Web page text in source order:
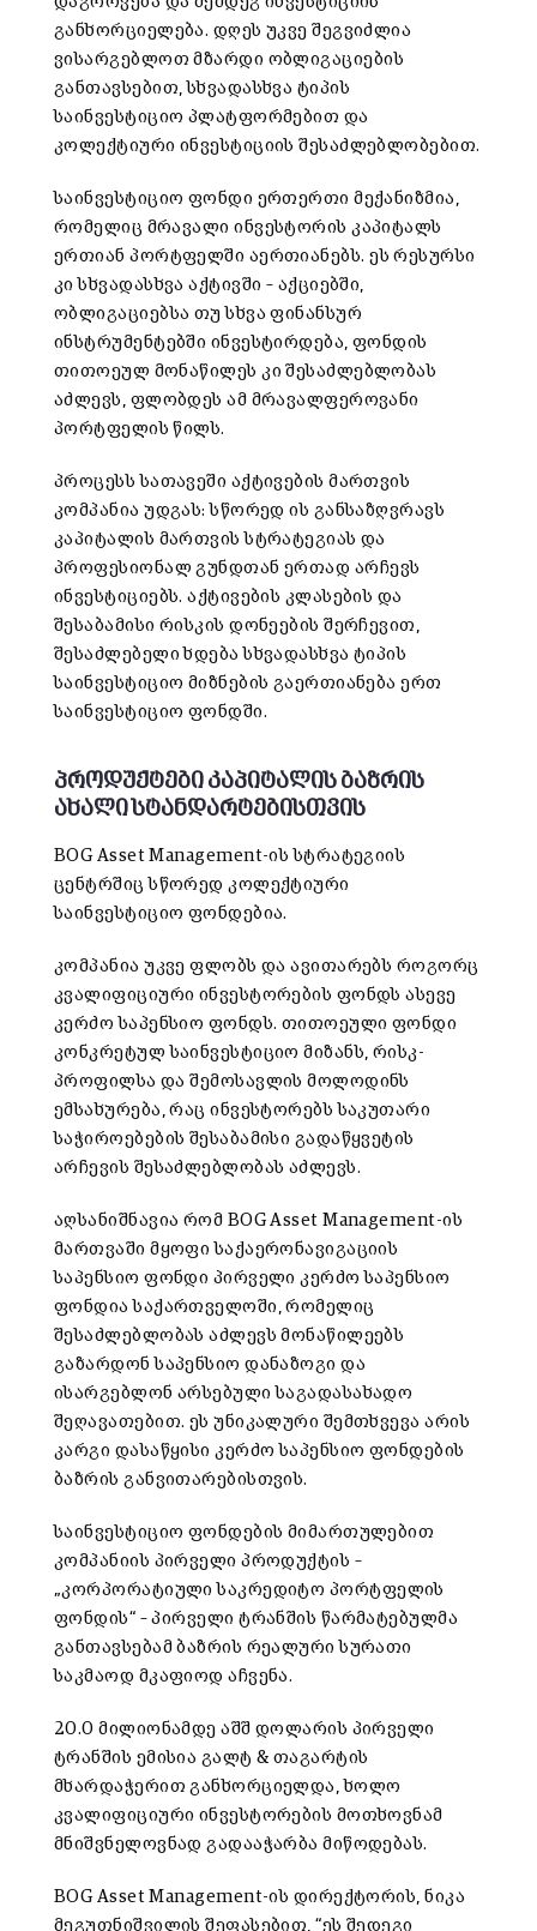
განხორციელება. დღეს უკვე შეგვიძლია
ვისარგებლოთ მზარდი ობლიგაციების
განთავსებით, სხვადასხვა ტიპის
საინვესტიციო პლატფორმებით და
კოლექტიური ინვესტიციის შესაძლებლობებით.
საინვესტიციო ფონდი ერთერთი მექანიზმია,
რომელიც მრავალი ინვესტორის კაპიტალს
ერთიან პორტფელში აერთიანებს. ეს რესურსი
კი სხვადასხვა აქტივში – აქციებში,
ობლიგაციებსა თუ სხვა ფინანსურ
ინსტრუმენტებში ინვესტირდება, ფონდის
თითოეულ მონაწილეს კი შესაძლებლობას
აძლევს, ფლობდეს ამ მრავალფეროვანი
პორტფელის წილს.
პროცესს სათავეში აქტივების მართვის
კომპანია უდგას: სწორედ ის განსაზღვრავს
კაპიტალის მართვის სტრატეგიას და
პროფესიონალ გუნდთან ერთად არჩევს
ინვესტიციებს. აქტივების კლასების და
შესაბამისი რისკის დონეების შერჩევით,
შესაძლებელი ხდება სხვადასხვა ტიპის
საინვესტიციო მიზნების გაერთიანება ერთ
საინვესტიციო ფონდში.
პროდუქტები კაპიტალის ბაზრის
ახალი სტანდარტებისთვის
BOG Asset Management-ის სტრატეგიის
ცენტრშიც სწორედ კოლექტიური
საინვესტიციო ფონდებია.
კომპანია უკვე ფლობს და ავითარებს როგორც
კვალიფიციური ინვესტორების ფონდს ასევე
კერძო საპენსიო ფონდს. თითოეული ფონდი
კონკრეტულ საინვესტიციო მიზანს, რისკ-
პროფილსა და შემოსავლის მოლოდინს
ემსახურება, რაც ინვესტორებს საკუთარი
საჭიროებების შესაბამისი გადაწყვეტის
არჩევის შესაძლებლობას აძლევს.
აღსანიშნავია რომ BOG Asset Management-ის
მართვაში მყოფი საქაერონავიგაციის
საპენსიო ფონდი პირველი კერძო საპენსიო
ფონდია საქართველოში, რომელიც
შესაძლებლობას აძლევს მონაწილეებს
გაზარდონ საპენსიო დანაზოგი და
ისარგებლონ არსებული საგადასახადო
შეღავათებით. ეს უნიკალური შემთხვევა არის
კარგი დასაწყისი კერძო საპენსიო ფონდების
ბაზრის განვითარებისთვის.
საინვესტიციო ფონდების მიმართულებით
კომპანიის პირველი პროდუქტის –
„კორპორატიული საკრედიტო პორტფელის
ფონდის“ – პირველი ტრანშის წარმატებულმა
განთავსებამ ბაზრის რეალური სურათი
საკმაოდ მკაფიოდ აჩვენა.
20.0 მილიონამდე აშშ დოლარის პირველი
ტრანშის ემისია გალტ & თაგარტის
მხარდაჭერით განხორციელდა, ხოლო
კვალიფიციური ინვესტორების მოთხოვნამ
მნიშვნელოვნად გადააჭარბა მიწოდებას.
BOG Asset Management-ის დირექტორის, ნიკა
მეგუთნიშვილის შეფასებით, “ეს შედეგი